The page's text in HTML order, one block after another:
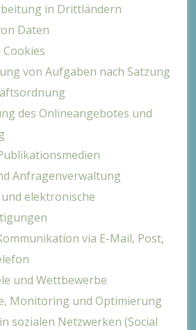
in Drittländern
Daten
Cookies
von Aufgaben nach Satzung
des Onlineangebotes und
Anfragenverwaltung
elektronische
via E-Mail, Post,
und Wettbewerbe
Monitoring und Optimierung
sozialen Netzwerken (Social